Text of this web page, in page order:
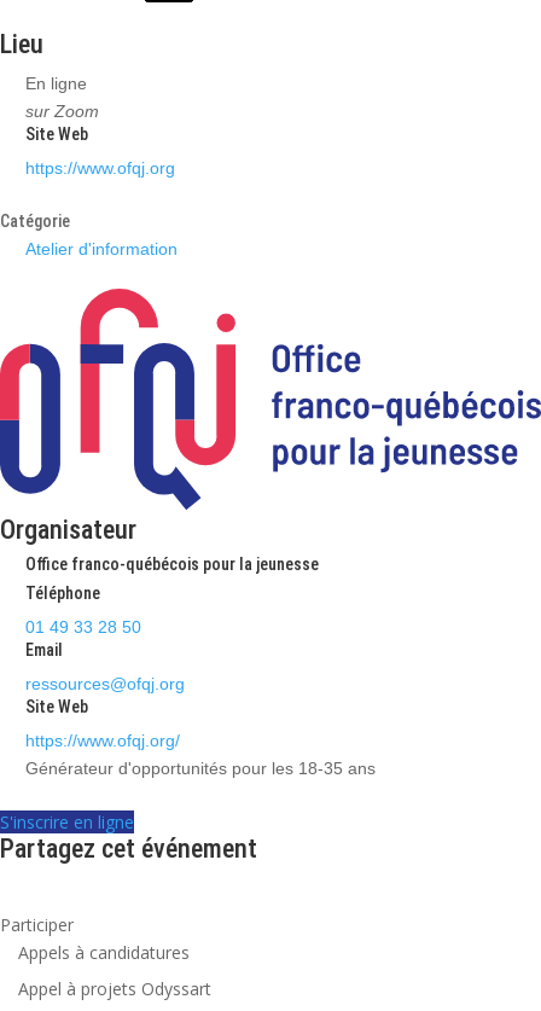
Lieu
En ligne
sur Zoom
Site Web
https://www.ofqj.org
Catégorie
Atelier d'information
Organisateur
Office franco-québécois pour la jeunesse
Téléphone
01 49 33 28 50
Email
ressources@ofqj.org
Site Web
https://www.ofqj.org/
Générateur d'opportunités pour les 18-35 ans
S'inscrire en ligne
Partagez cet événement
Participer
Appels à candidatures
Appel à projets Odyssart